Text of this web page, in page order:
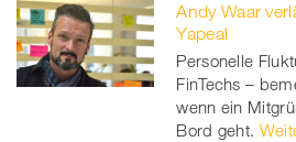
Andy Waar
Yapeal
Personelle
FinTechs –
wenn ein
Bord geht.